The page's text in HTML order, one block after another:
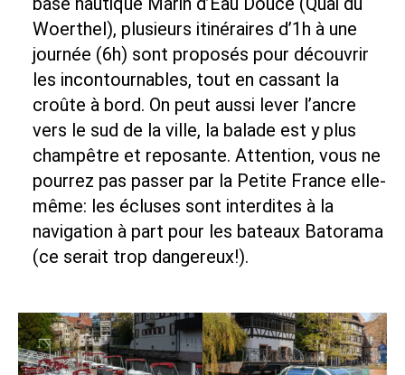
Woerthel), plusieurs itinéraires d’1h à une
journée (6h) sont proposés pour découvrir
les incontournables, tout en cassant la
croûte à bord. On peut aussi lever l’ancre
vers le sud de la ville, la balade est y plus
champêtre et reposante. Attention, vous ne
pourrez pas passer par la Petite France elle-
même: les écluses sont interdites à la
navigation à part pour les bateaux Batorama
(ce serait trop dangereux!).